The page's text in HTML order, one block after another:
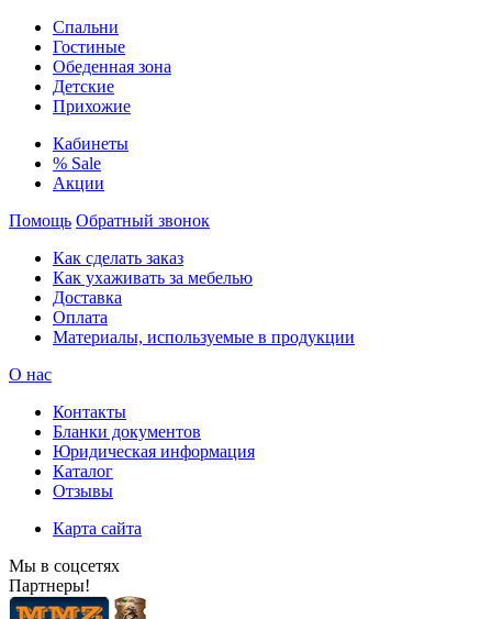
Спальни
Гостиные
Обеденная зона
Детские
Прихожие
Кабинеты
% Sale
Акции
Помощь Обратный звонок
Как сделать заказ
Как ухаживать за мебелью
Доставка
Оплата
Материалы, используемые в продукции
О нас
Контакты
Бланки документов
Юридическая информация
Каталог
Отзывы
Карта сайта
Мы в соцсетях
Партнеры!